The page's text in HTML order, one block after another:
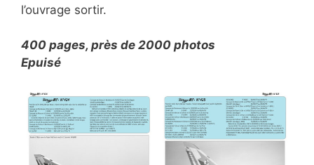
l’ouvrage sortir.
400 pages, près de 2000 photos
Epuisé